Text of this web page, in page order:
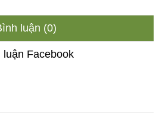
luận (0)
luận Facebook